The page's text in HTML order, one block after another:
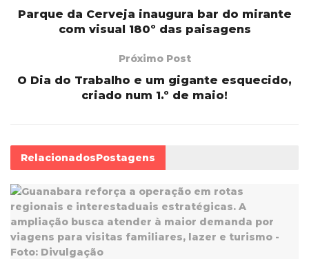
Parque da Cerveja inaugura bar do mirante
com visual 180º das paisagens
Próximo Post
O Dia do Trabalho e um gigante esquecido,
criado num 1.º de maio!
RelacionadosPostagens